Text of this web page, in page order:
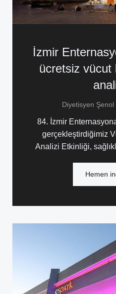
İzmir
ücretsiz vücut
Diyetisyen Şenol
84. İzmir
gerçekleştirdiğimiz
Analizi Etkinliği,
Hemen